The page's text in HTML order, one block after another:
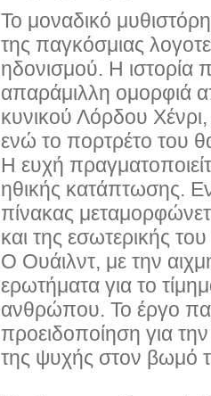
Το μοναδικό
της παγκόσμιας
ηδονισμού. Η ιστορία
απαράμιλλη ομορφιά
κυνικού Λόρδου Χένρι,
ενώ το πορτρέτο του
Η ευχή
ηθικής κατάπτωσης.
πίνακας
και της εσωτερικής
Ο Ουάιλντ, με την
ερωτήματα για το
ανθρώπου. Το έργο
προειδοποίηση για
της ψυχής στον βωμό